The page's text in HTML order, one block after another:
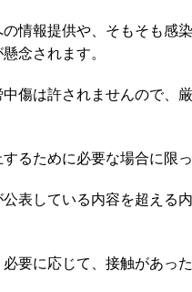
情報提供や、そもそも感
念されます。
傷は許されませんので、
るために必要な場合に限っ
表している内容を超える
要に応じて、接触があっ